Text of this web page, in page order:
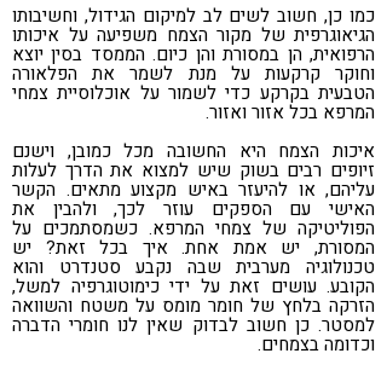
כמו כן, חשוב לשים לב למיקום הגידול, וחשיבותו
הגיאוגרפית של מקור הצמח משפיעה על איכותו
הרפואית, הן במסורת והן כיום. הממסד בסין יוצא
וחוקר קרקעות על מנת לשמר את הפלאורה
הטבעית בקרקע כדי לשמור על אוכלוסיית צמחי
המרפא בכל אזור ואזור.
איכות הצמח היא החשובה מכל כמובן, וישנם
זיופים רבים בשוק שיש למצוא את הדרך לעלות
עליהם, או להיעזר באיש מקצוע מתאים. הקשר
האישי עם הספקים עוזר לכך, ולהבין את
הפוליטיקה של צמחי המרפא. כשמסתמכים על
המסורת, יש אמת אחת. איך בכל זאת? יש
טכנולוגיה מערבית שבה נקבע סטנדרט והוא
הקובע. עושים זאת על ידי כימוטוגרפיה למשל,
הזרקה בלחץ של חומר מומס על משטח והשוואה
למסטר. כן חשוב לבדוק שאין לנו חומרי הדברה
וכדומה בצמחים.